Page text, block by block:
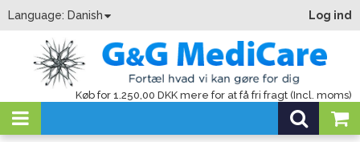
Language: Danish Log ind
Køb for 1.250,00 DKK mere for at få fri fragt (Incl. moms)